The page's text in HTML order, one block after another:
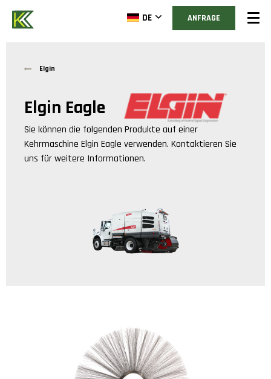
DE ANFRAGE
Elgin
Elgin Eagle
Sie können die folgenden Produkte auf einer
Kehrmaschine Elgin Eagle verwenden. Kontaktieren Sie
uns für weitere Informationen.